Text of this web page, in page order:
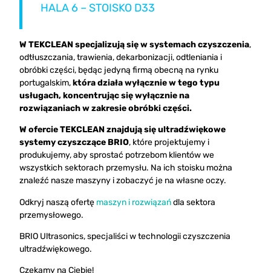
HALA 6 – STOISKO D33
W TEKCLEANspecjalizują się w systemach czyszczenia,
odtłuszczania, trawienia, dekarbonizacji, odtleniania i
obróbki części, będąc jedyną firmą obecną na rynku
portugalskim,która działa wyłącznie w tego typu
usługach, koncentrując się wyłącznie na
rozwiązaniach w zakresie obróbki części.
W ofercie TEKCLEAN znajdują się ultradźwiękowe
systemy czyszczące BRIO, które projektujemy i
produkujemy, aby sprostać potrzebom klientów we
wszystkich sektorach przemysłu. Na ich stoisku można
znaleźć nasze maszyny i zobaczyć je na własne oczy.
Odkryj naszą ofertę maszyn i rozwiązańdla sektora
przemysłowego.
BRIO Ultrasonics, specjaliści w technologii czyszczenia
ultradźwiękowego.
Czekamy na Ciebie!